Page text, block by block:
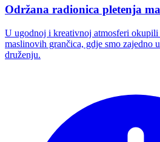
Održana radionica pletenja
U ugodnoj i kreativnoj atmosferi okupili
maslinovih grančica, gdje smo zajedno
druženju.